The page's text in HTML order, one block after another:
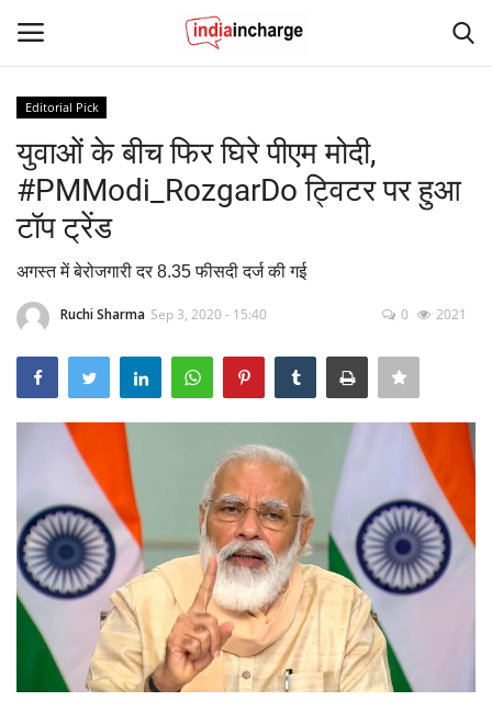
Home
Contact
News
Editorial Pick
Viral Videos
Viral Stories
Health & Wellness
Editorial Pick
युवाओं के बीच फिर घिरे पीएम मोदी,
#PMModi_RozgarDo ट्विटर पर हुआ
टॉप ट्रेंड
अगस्त में बेरोजगारी दर 8.35 फीसदी दर्ज की गई
Ruchi Sharma Sep 3, 2020 - 15:40 0 2021